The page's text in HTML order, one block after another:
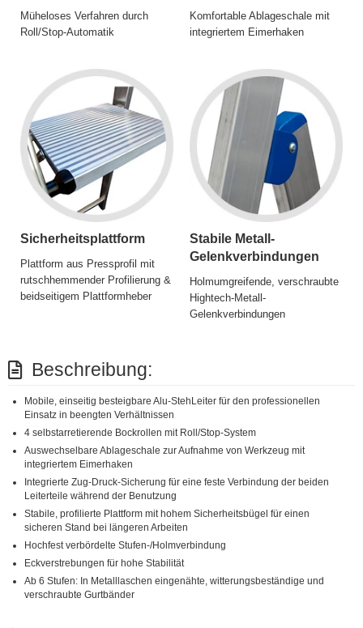
Müheloses Verfahren durch
Roll/Stop-Automatik
Komfortable Ablageschale mit
integriertem Eimerhaken
Sicherheitsplattform
Plattform aus Pressprofil mit
rutschhemmender Profilierung &
beidseitigem Plattformheber
Stabile Metall-
Gelenkverbindungen
Holmumgreifende, verschraubte
Hightech-Metall-
Gelenkverbindungen
Beschreibung:
Mobile, einseitig besteigbare Alu-StehLeiter für den professionellen
Einsatz in beengten Verhältnissen
4 selbstarretierende Bockrollen mit Roll/Stop-System
Auswechselbare Ablageschale zur Aufnahme von Werkzeug mit
integriertem Eimerhaken
Integrierte Zug-Druck-Sicherung für eine feste Verbindung der beiden
Leiterteile während der Benutzung
Stabile, profilierte Plattform mit hohem Sicherheitsbügel für einen
sicheren Stand bei längeren Arbeiten
Hochfest verbördelte Stufen-/Holmverbindung
Eckverstrebungen für hohe Stabilität
Ab 6 Stufen: In Metalllaschen eingenähte, witterungsbeständige und
verschraubte Gurtbänder